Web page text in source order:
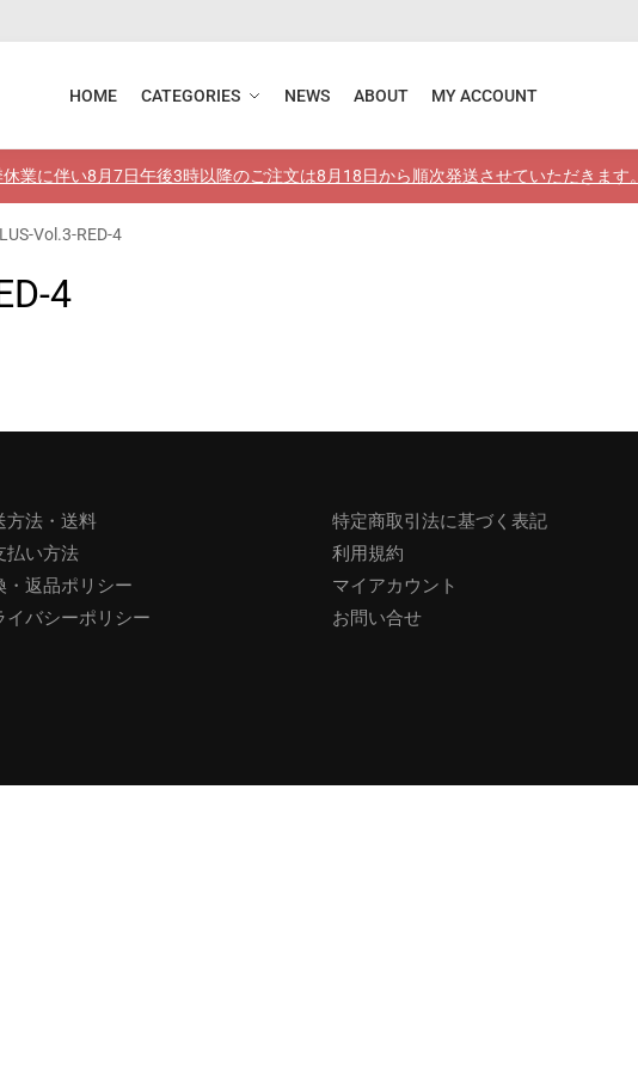
HOME CATEGORIES NEWS ABOUT MY ACCOUNT
休業に伴い8月7日午後3時以降のご注文は8月18日から順次発送させていただきます。
Vol.3-RED-4
4
方法・送料
払い方法
・返品ポリシー
イバシーポリシー
特定商取引法に基づく表記
利用規約
マイアカウント
お問い合せ